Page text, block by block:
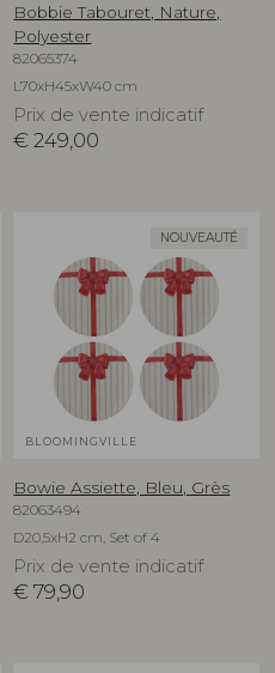
Bobbie Tabouret, Nature,
Polyester
82065374
L70xH45xW40 cm
Prix de vente indicatif
€ 249,00
NOUVEAUTÉ
BLOOMINGVILLE
Bowie Assiette, Bleu, Grès
82063494
D20,5xH2 cm, Set of 4
Prix de vente indicatif
€ 79,90